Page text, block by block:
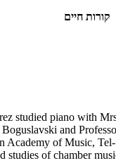
קורות חיים
studied piano with
and
Academy of Music,
studies of chamber